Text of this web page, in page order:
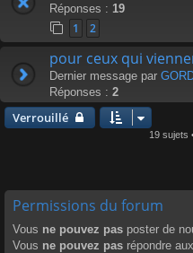
Réponses : 19
1 2
pour ceux qui
Dernier message par
Réponses : 2
Verrouillé
19 sujets
Permissions du forum
Vous ne pouvez pas poster de
Vous ne pouvez pas répondre